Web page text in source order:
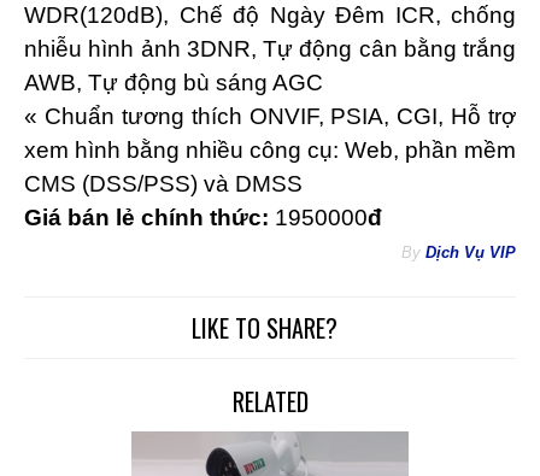
WDR(120dB), Chế độ Ngày Đêm ICR, chống
nhiễu hình ảnh 3DNR, Tự động cân bằng trắng
AWB, Tự động bù sáng AGC
« Chuẩn tương thích ONVIF, PSIA, CGI, Hỗ trợ
xem hình bằng nhiều công cụ: Web, phần mềm
CMS (DSS/PSS) và DMSS
Giá bán lẻ chính thức: 1950000đ
By Dịch Vụ VIP
LIKE TO SHARE?
RELATED